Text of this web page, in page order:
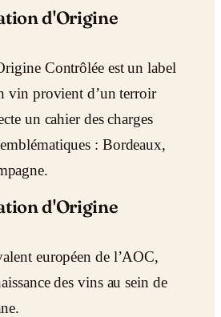
d'Origine
Contrôlée est un label
vin provient d’un terroir
un cahier des charges
: Bordeaux,
d'Origine
européen de l’AOC,
des vins au sein de